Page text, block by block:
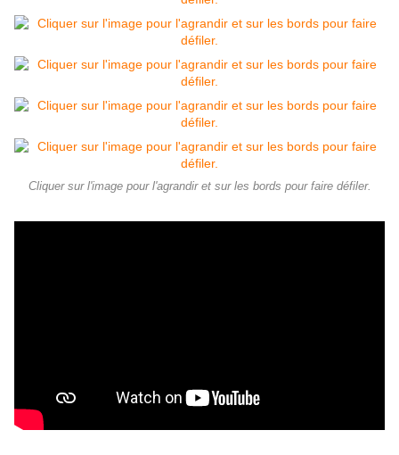
Cliquer sur l'image pour l'agrandir et sur les bords pour faire défiler.